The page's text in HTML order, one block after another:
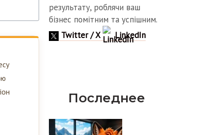
результату, роблячи ваш
бізнес помітним та успішним.
Twitter / X
LinkedIn
Последнее